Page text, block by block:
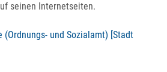
seinen Internetseiten.
(Ordnungs- und Sozialamt) [Stadt